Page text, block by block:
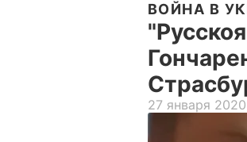
ВОЙНА В
27 января